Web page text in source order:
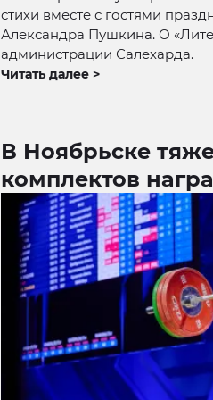
стихи вместе с гостями
Александра Пушкина. О
администрации Салехарда.
Читать далее >
В Ноябрьске
комплектов